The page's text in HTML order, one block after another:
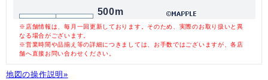
500m
※店舗情報は、毎月一回更新しております。そのため、実際のお取り扱いと異
なる場合がございます。
※営業時間や品揃え等の詳細につきましては、お手数ではございますが、各店
舗へ直接お問い合わせください。
地図の操作説明»